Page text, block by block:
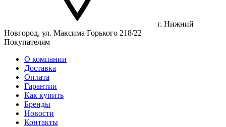
г. Нижний
Новгород, ул. Максима Горького 218/22
Покупателям
О компании
Доставка
Оплата
Гарантии
Как купить
Бренды
Новости
Контакты